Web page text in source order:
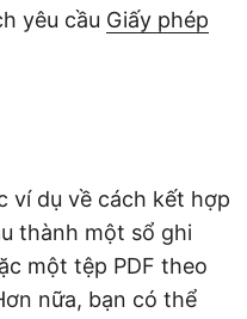
yêu cầu Giấy phép
ví dụ về cách kết hợp
thành một sổ ghi
một tệp PDF theo
nữa, bạn có thể